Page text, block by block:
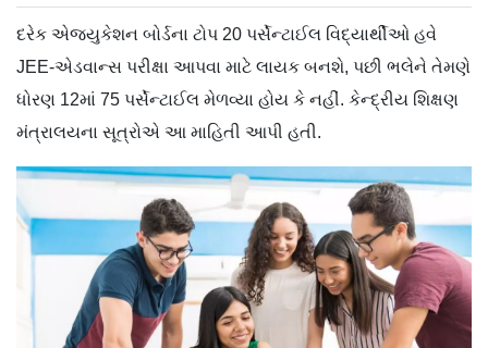
દરેક એજ્યુકેશન બોર્ડના ટોપ 20 પર્સેન્ટાઈલ વિદ્યાર્થીઓ હવે
JEE-એડવાન્સ પરીક્ષા આપવા માટે લાયક બનશે, પછી ભલેને તેમણે
ધોરણ 12માં 75 પર્સેન્ટાઈલ મેળવ્યા હોય કે નહીં. કેન્દ્રીય શિક્ષણ
મંત્રાલયના સૂત્રોએ આ માહિતી આપી હતી.